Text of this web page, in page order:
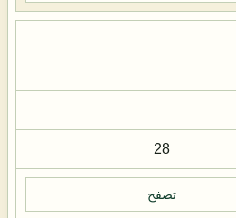
28
تصفح